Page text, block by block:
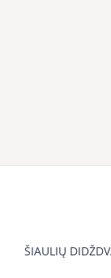
ŠIAULIŲ